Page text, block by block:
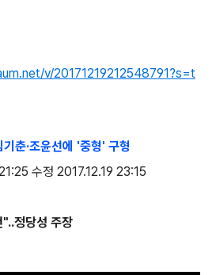
v/20171219212548791?s=t
춘·조윤선에 '중형' 구형
수정 2017.12.19 23:15
정당성 주장